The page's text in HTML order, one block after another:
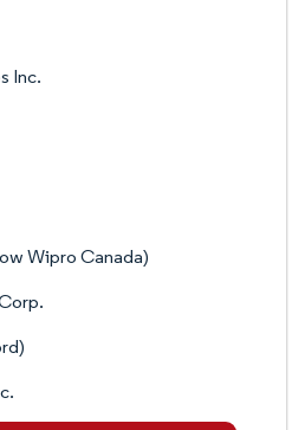
Inc.
Wipro Canada)